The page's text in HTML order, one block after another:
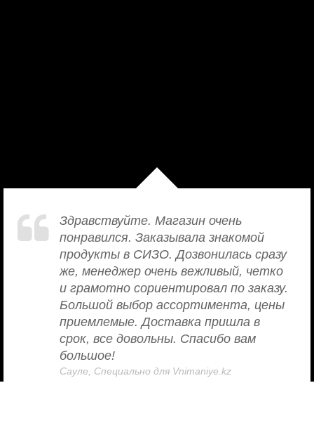
Здравствуйте. Магазин очень
понравился. Заказывала знакомой
продукты в СИЗО. Дозвонилась сразу
же, менеджер очень вежливый, четко
и грамотно сориентировал по заказу.
Большой выбор ассортимента, цены
приемлемые. Доставка пришла в
срок, все довольны. Спасибо вам
большое!
Сауле, Специально для Vnimaniye.kz